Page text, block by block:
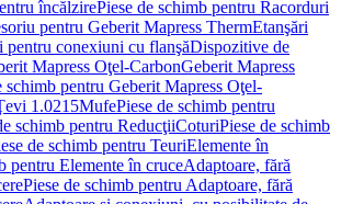
încălzirePiese de schimb pentru Racorduri
pentru Geberit Mapress ThermEtanşări
pentru conexiuni cu flanşăDispozitive de
Mapress Oţel-CarbonGeberit Mapress
schimb pentru Geberit Mapress Oţel-
1.0215MufePiese de schimb pentru
schimb pentru ReducţiiCoturiPiese de schimb
de schimb pentru TeuriElemente în
pentru Elemente în cruceAdaptoare, fără
Piese de schimb pentru Adaptoare, fără